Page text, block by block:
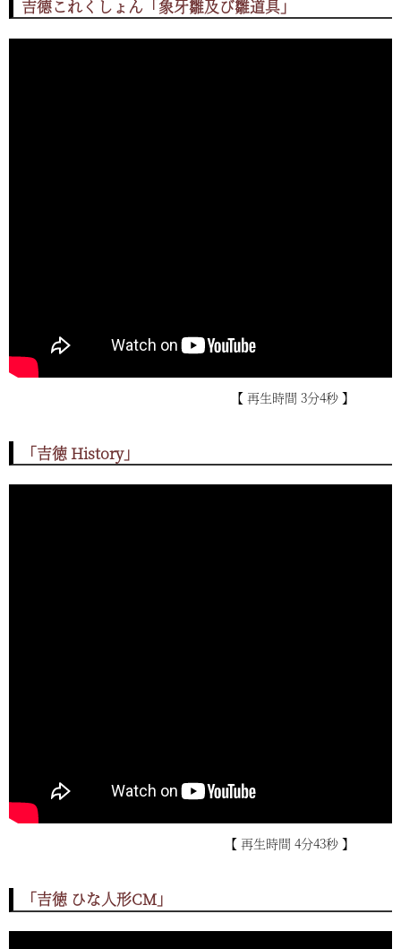
吉德これくしょん「象牙雛及び雛道具」
【 再生時間 3分4秒 】
「吉徳 History」
【 再生時間 4分43秒 】
「吉徳 ひな人形CM」